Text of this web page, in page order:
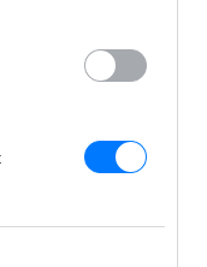
έναν
dyo-